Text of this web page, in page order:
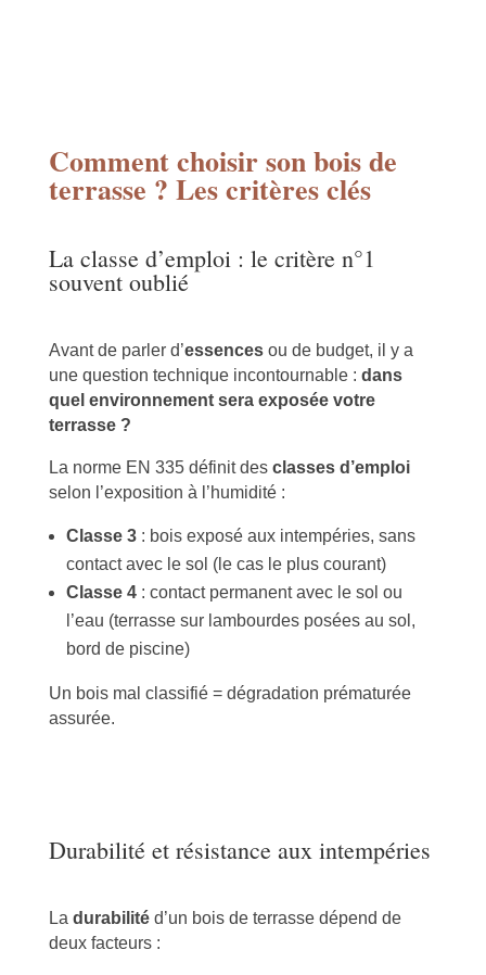
Comment choisir son bois de
terrasse ? Les critères clés
La classe d’emploi : le critère n°1
souvent oublié
Avant de parler d’essencesou de budget, il y a
une question technique incontournable : dans
quel environnement sera exposée votre
terrasse ?
La norme EN 335 définit des classes d’emploi
selon l’exposition à l’humidité :
Classe 3: bois exposé aux intempéries, sans
contact avec le sol (le cas le plus courant)
Classe 4: contact permanent avec le sol ou
l’eau (terrasse sur lambourdes posées au sol,
bord de piscine)
Un bois mal classifié = dégradation prématurée
assurée.
Durabilité et résistance aux intempéries
La durabilitéd’un bois de terrasse dépend de
deux facteurs :